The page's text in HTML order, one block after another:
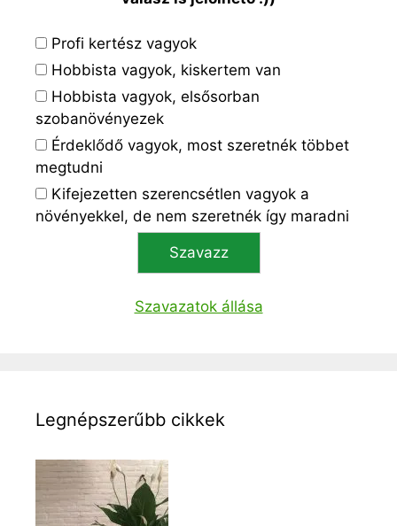
Profi kertész vagyok
Hobbista vagyok, kiskertem van
Hobbista vagyok, elsősorban
szobanövényezek
Érdeklődő vagyok, most szeretnék többet
megtudni
Kifejezetten szerencsétlen vagyok a
növényekkel, de nem szeretnék így maradni
Szavazatok állása
Legnépszerűbb cikkek